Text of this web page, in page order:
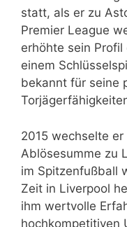
statt, als er zu
Premier League
erhöhte sein
einem
bekannt für seine
2015 wechselte
Ablösesumme zu
im Spitzenfußball
Zeit in Liverpool
ihm wertvolle
hochkompetitiven